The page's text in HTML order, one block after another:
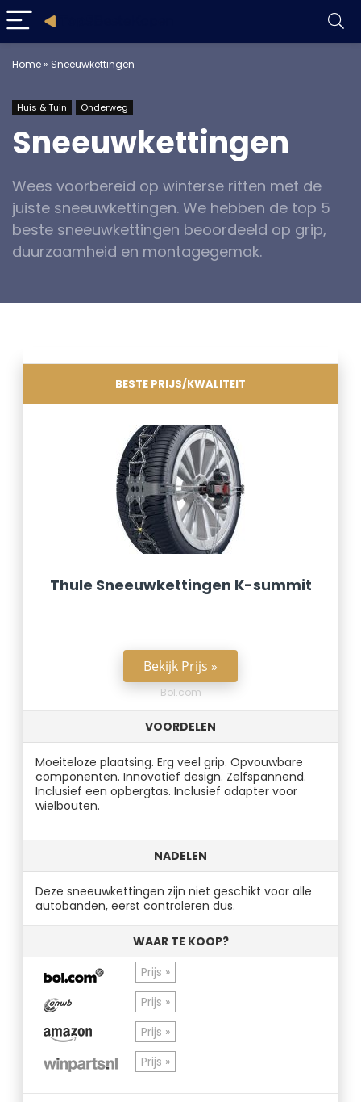
Home» Sneeuwkettingen
Huis & Tuin Onderweg
Sneeuwkettingen
Wees voorbereid op winterse ritten met de
juiste sneeuwkettingen. We hebben de top 5
beste sneeuwkettingen beoordeeld op grip,
duurzaamheid en montagegemak.
BESTE PRIJS/KWALITEIT
Thule Sneeuwkettingen K-summit
Bekijk Prijs »
Bol.com
VOORDELEN
Moeiteloze plaatsing. Erg veel grip. Opvouwbare
componenten. Innovatief design. Zelfspannend.
Inclusief een opbergtas. Inclusief adapter voor
wielbouten.
NADELEN
Deze sneeuwkettingen zijn niet geschikt voor alle
autobanden, eerst controleren dus.
WAAR TE KOOP?
Prijs »
Prijs »
Prijs »
Prijs »